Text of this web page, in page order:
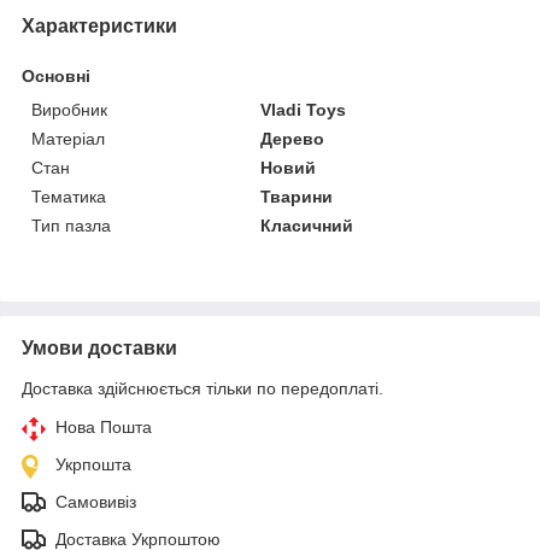
Характеристики
Основні
Виробник
Vladi Toys
Матеріал
Дерево
Стан
Новий
Тематика
Тварини
Тип пазла
Класичний
Умови доставки
Доставка здійснюється тільки по передоплаті.
Нова Пошта
Укрпошта
Самовивіз
Доставка Укрпоштою